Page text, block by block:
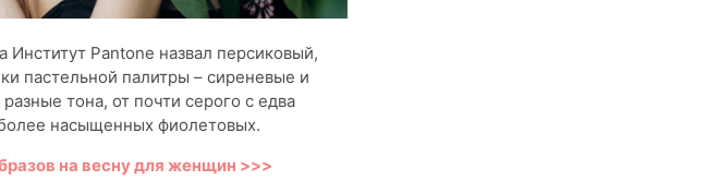
Pantone назвал персиковый,
пастельной палитры – сиреневые и
тона, от почти серого с едва
насыщенных фиолетовых.
на весну для женщин >>>